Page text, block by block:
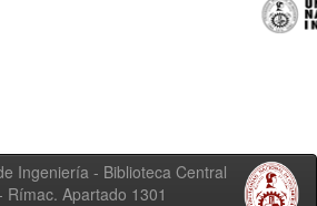
Ingeniería - Biblioteca Central
Rímac. Apartado 1301